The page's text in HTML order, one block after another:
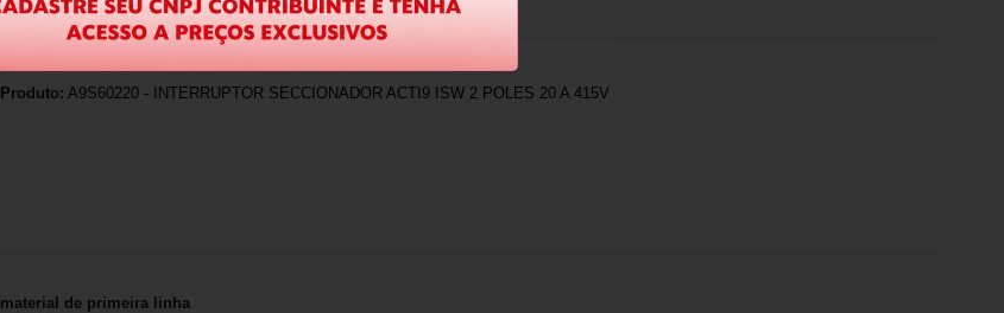
Produto: A9S60220 - INTERRUPTOR SECCIONADOR ACTI9 ISW 2 POLES 20 A 415V
material de primeira linha